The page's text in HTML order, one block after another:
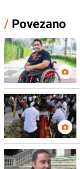
/ Povezano